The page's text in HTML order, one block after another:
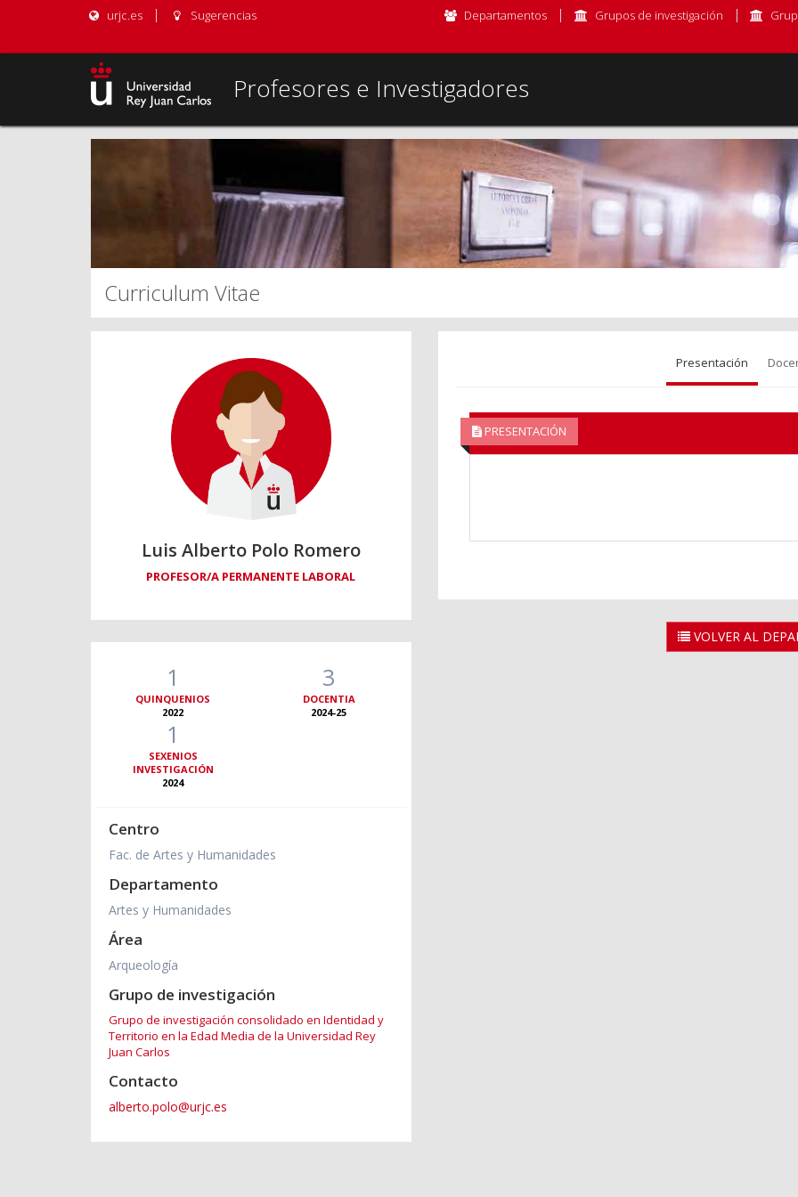
urjc.es Sugerencias Departamentos Grupos de investigación
Profesores e Investigadores
Curriculum Vitae
Luis Alberto Polo Romero
PROFESOR/A PERMANENTE LABORAL
1
QUINQUENIOS
2022
3
DOCENTIA
2024-25
1
SEXENIOS
INVESTIGACIÓN
2024
Centro
Fac. de Artes y Humanidades
Departamento
Artes y Humanidades
Área
Arqueología
Grupo de investigación
Grupo de investigación consolidado en Identidad y
Territorio en la Edad Media de la Universidad Rey
Juan Carlos
Contacto
alberto.polo@urjc.es
Presentación
PRESENTACIÓN
VOLVER AL